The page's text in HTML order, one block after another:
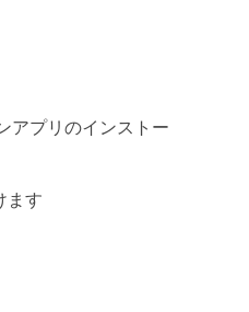
アプリのインストー
ます